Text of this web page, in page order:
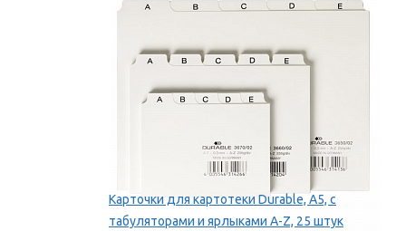
Карточки для картотеки Durable, A5, с
табуляторами и ярлыками A-Z, 25 штук